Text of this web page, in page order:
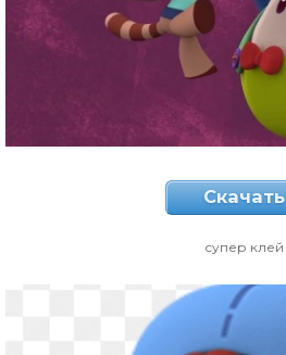
Скачать
супер клей